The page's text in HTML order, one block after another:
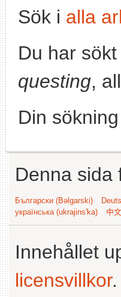
Sök i alla
Du har
questing,
Din
Denna sida
Български (Bəlgarski)
українська (ukrajins'ka)
中
Innehållet
licensvillkor